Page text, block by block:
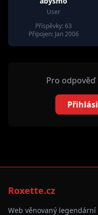
User
Příspěvky: 63
Připojen: Jan 2006
Pro
Roxette.cz
Web věnovaný